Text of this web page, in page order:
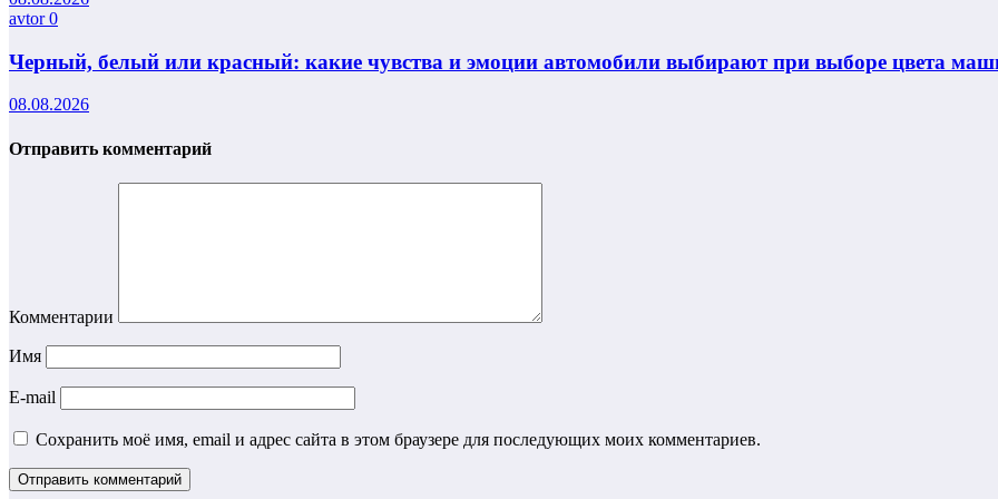
avtor0
Черный, белый или красный: какие чувства и эмоции автомобили выбирают при выборе цвета
08.08.2026
Отправить комментарий
Комментарии
Имя
E-mail
Сохранить моё имя, email и адрес сайта в этом браузере для последующих моих комментариев.